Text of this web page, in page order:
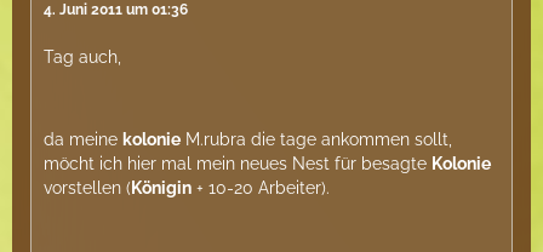
4. Juni 2011 um 01:36
Tag auch,
da meine kolonie M.rubra die tage ankommen sollt,
möcht ich hier mal mein neues Nest für besagte Kolonie
vorstellen ( Königin + 10-20 Arbeiter).